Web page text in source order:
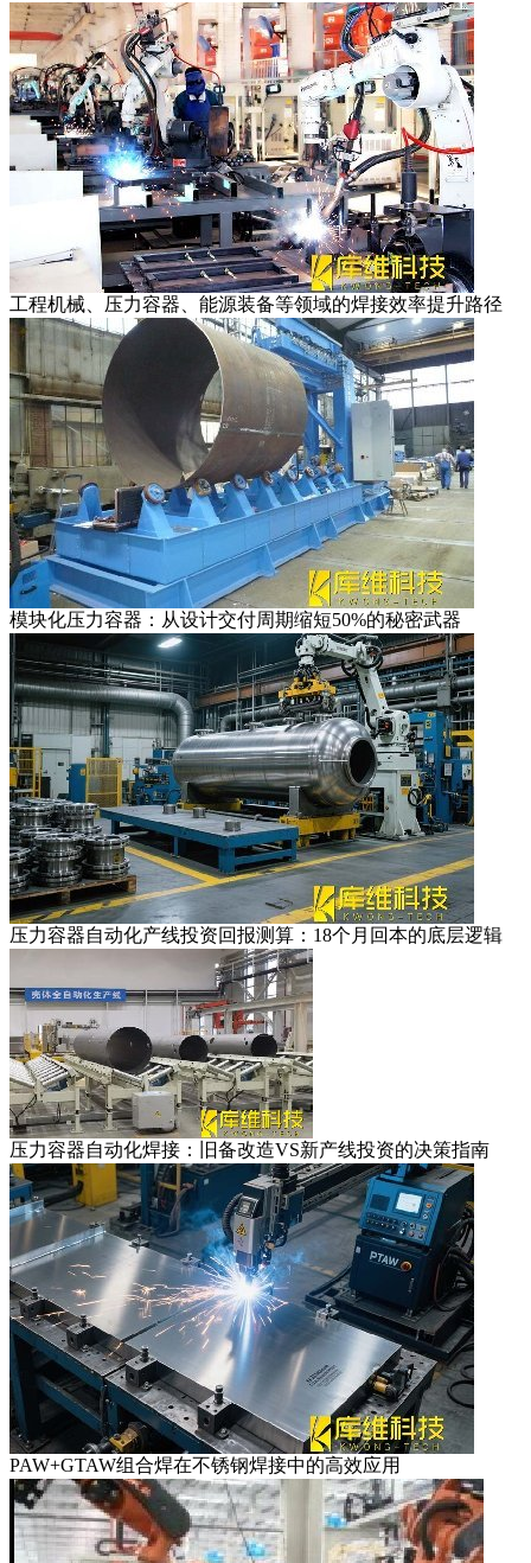
工程机械、压力容器、能源装备等领域的焊接效率提升路径
模块化压力容器：从设计交付周期缩短50%的秘密武器
压力容器自动化产线投资回报测算：18个月回本的底层逻辑​​
压力容器自动化焊接：旧备改造VS新产线投资的决策指南
PAW+GTAW组合焊在不锈钢焊接中的高效应用